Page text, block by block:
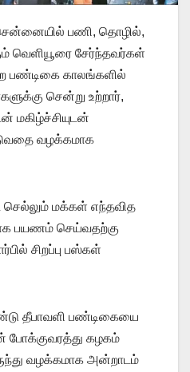
பணி, தொழில்,
வெளியூரை சேர்ந்தவர்கள்
பண்டிகை காலங்களில்
சென்று உற்றார்,
மகிழ்ச்சியுடன்
வழக்கமாக
மக்கள் எந்தவித
பயணம் செய்வதற்கு
சிறப்பு பஸ்கள்
தீபாவளி பண்டிகையை
போக்குவரத்து கழகம்
வழக்கமாக அன்றாடம்